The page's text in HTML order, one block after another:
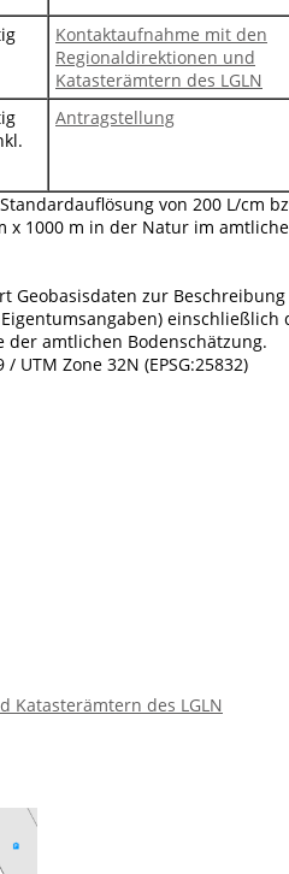
Kontaktaufnahme mit den
Regionaldirektionen und
Katasterämtern des LGLN
Antragstellung
von 200 L/cm
x 1000 m in der Natur im
Geobasisdaten zur
einschließlich
amtlichen Bodenschätzung.
Zone 32N (EPSG:25832)
Katasterämtern des LGLN